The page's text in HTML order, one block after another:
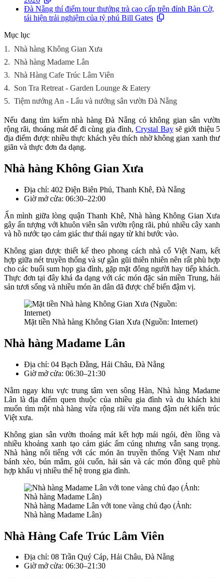
Đà Nẵng thí điểm tour thưởng trà cao cấp trên đỉnh Bàn Cờ,
tái hiện trải nghiệm của tỷ phú Bill Gates
Mục lục
1. Nhà hàng Không Gian Xưa
2. Nhà hàng Madame Lân
3. Nhà Hàng Cafe Trúc Lâm Viên
4. Son Tra Retreat - Garden Lounge & Eatery
5. Tiệm nướng An - Lẩu và nướng sân vườn Đà Nẵng
Nếu đang tìm kiếm nhà hàng Đà Nẵng có không gian sân vườn
rộng rãi, thoáng mát để đi cùng gia đình,Crystal Baysẽ giới thiệu 5
địa điểm được nhiều thực khách yêu thích nhờ không gian xanh thư
giãn và thực đơn đa dạng.
Nhà hàng Không Gian Xưa
Địa chỉ: 402 Điện Biên Phủ, Thanh Khê, Đà Nẵng
Giờ mở cửa: 06:30–22:00
Ẩn mình giữa lòng quận Thanh Khê, Nhà hàng Không Gian Xưa
gây ấn tượng với khuôn viên sân vườn rộng rãi, phủ nhiều cây xanh
và hồ nước tạo cảm giác thư thái ngay từ khi bước vào.
Không gian được thiết kế theo phong cách nhà cổ Việt Nam, kết
hợp giữa nét truyền thống và sự gần gũi thiên nhiên nên rất phù hợp
cho các buổi sum họp gia đình, gặp mặt đông người hay tiếp khách.
Thực đơn tại đây khá đa dạng với các món đặc sản miền Trung, hải
sản tươi sống và nhiều món ăn dân dã được chế biến đậm vị.
Mặt tiền Nhà hàng Không Gian Xưa (Nguồn: Internet)
Nhà hàng Madame Lân
Địa chỉ: 04 Bạch Đằng, Hải Châu, Đà Nẵng
Giờ mở cửa: 06:30–21:30
Nằm ngay khu vực trung tâm ven sông Hàn, Nhà hàng Madame
Lân là địa điểm quen thuộc của nhiều gia đình và du khách khi
muốn tìm một nhà hàng vừa rộng rãi vừa mang đậm nét kiến trúc
Việt xưa.
Không gian sân vườn thoáng mát kết hợp mái ngói, đèn lồng và
nhiều khoảng xanh tạo cảm giác ấm cúng nhưng vẫn sang trọng.
Nhà hàng nổi tiếng với các món ăn truyền thống Việt Nam như
bánh xèo, bún mắm, gỏi cuốn, hải sản và các món đồng quê phù
hợp khẩu vị nhiều thế hệ trong gia đình.
Nhà hàng Madame Lân với tone vàng chủ đạo (Ảnh:
Nhà hàng Madame Lân)
Nhà Hàng Cafe Trúc Lâm Viên
Địa chỉ: 08 Trần Quý Cáp, Hải Châu, Đà Nẵng
Giờ mở cửa: 06:30–21:30